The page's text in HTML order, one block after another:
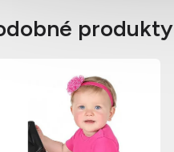
produkty